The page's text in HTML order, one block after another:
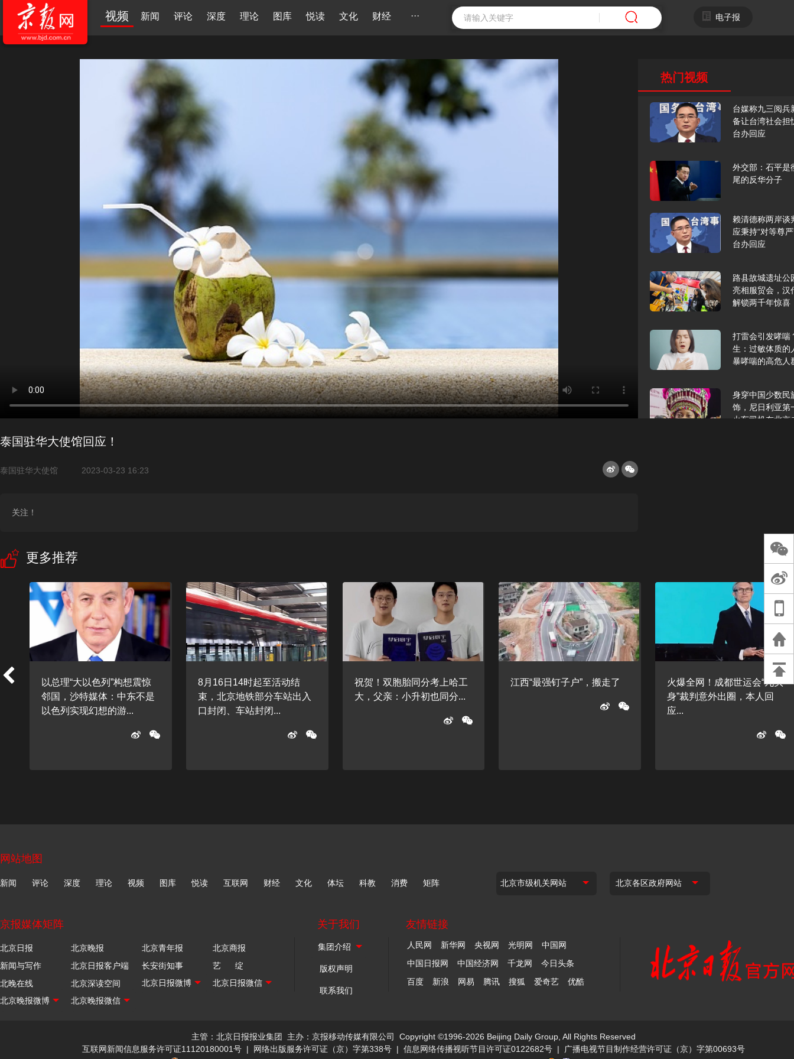
视频 新闻 评论 深度 理论 图库 悦读 文化 财经 ··· 电子报
热门视频
台媒称九三阅兵
备让台湾社会担
台办回应
外交部：石平是
尾的反华分子
赖清德称两岸谈
应秉持“对等尊
台办回应
路县故城遗址公
亮相服贸会，汉
解锁两千年惊喜
打雷会引发哮喘
生：过敏体质的
暴哮喘的高危人
身穿中国少数民
饰，尼日利亚第
火车司机在北京
谈过去 谈谈未来
天桥艺术中心一
演出，国际项目
重庆一高校学生
死，官方通报：
刑案，网传遗体
等信息不实
泰国驻华大使馆回应！
泰国驻华大使馆 2023-03-23 16:23
关注！
更多推荐
以总理“大以色列”构想震惊
邻国，沙特媒体：中东不是
以色列实现幻想的游...
8月16日14时起至活动结
束，北京地铁部分车站出入
口封闭、车站封闭...
祝贺！双胞胎同分考上哈工
大，父亲：小升初也同分...
江西“最强钉子户”，搬走了
火爆全网！成都世运会“九头
身”裁判意外出圈，本人回
应...
网站地图
新闻 评论 深度 理论 视频 图库 悦读 互联网 财经 文化 体坛 科教 消费 矩阵
京报媒体矩阵
北京日报 北京晚报 北京青年报
北京商报
新闻与写作
北京日报客户端 长安街知事
艺 绽
北晚在线
北京深读空间
关于我们
版权声明
联系我们
友情链接
人民网 新华网 央视网 光明网
中国网
中国日报网
中国经济网 千龙网
今日头条
百度
新浪 网易 腾讯 搜狐 爱奇艺 优酷
主管：北京日报报业集团 主办：京报移动传媒有限公司
Copyright ©1996-2026 Beijing Daily Group, All Rights Reserved
互联网新闻信息服务许可证11120180001号 | 网络出版服务许可证（京）字第338号 | 信息网络传播视听节目许可证0122682号 |
广播电视节目制作经营许可证（京）字第00693号